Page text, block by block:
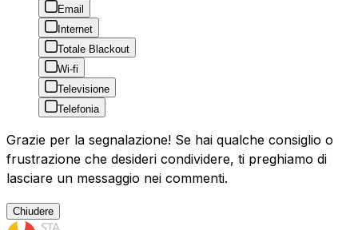
Email
Internet
Totale Blackout
Wi-fi
Televisione
Telefonia
Grazie per la segnalazione! Se hai qualche consiglio o
frustrazione che desideri condividere, ti preghiamo di
lasciare un messaggio nei commenti.
Chiudere